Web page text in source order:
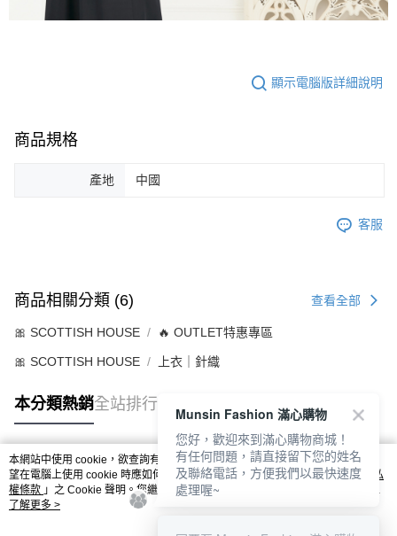
顯示電腦版詳細說明
商品規格
產地 中國
客服
商品相關分類 (6) 查看全部
🎀 SCOTTISH HOUSE 🔥 OUTLET特惠專區
🎀 SCOTTISH HOUSE 上衣｜針織
本分類熱銷全站排行
熱門標籤
本網站中使用 cookie，欲查詢有關本網站使用 cookie 方式之詳情，及若您不希
望在電腦上使用 cookie 時應如何變更電腦的 cookie 設定，請參閱本網站「
隱私
權條款 」之 Cookie 聲明。您繼續使用本網站即表示您同意本公司得按本網站使
用條款之 Cookie 聲明使用 cookie。
了解更多 >
Munsin Fashion 滿心購物
您好，歡迎來到滿心購物商城！
有任何問題，請直接留下您的姓名
及聯絡電話，方便我們以最快速度
處理喔~